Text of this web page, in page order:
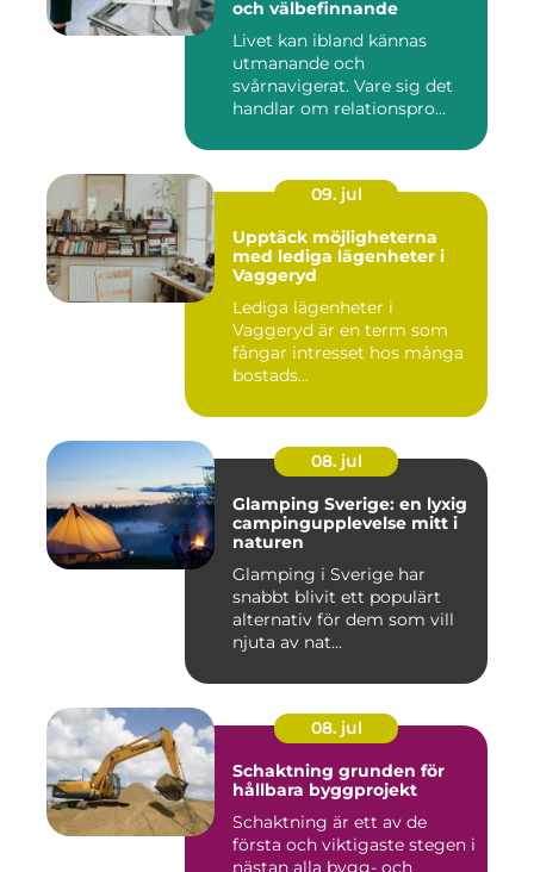
och välbefinnande
Livet kan ibland kännas
utmanande och
svårnavigerat. Vare sig det
handlar om relationspro...
09. jul
Upptäck möjligheterna
med lediga lägenheter i
Vaggeryd
Lediga lägenheter i
Vaggeryd är en term som
fångar intresset hos många
bostads...
08. jul
Glamping Sverige: en lyxig
campingupplevelse mitt i
naturen
Glamping i Sverige har
snabbt blivit ett populärt
alternativ för dem som vill
njuta av nat...
08. jul
Schaktning grunden för
hållbara byggprojekt
Schaktning är ett av de
första och viktigaste stegen i
nästan alla bygg- och